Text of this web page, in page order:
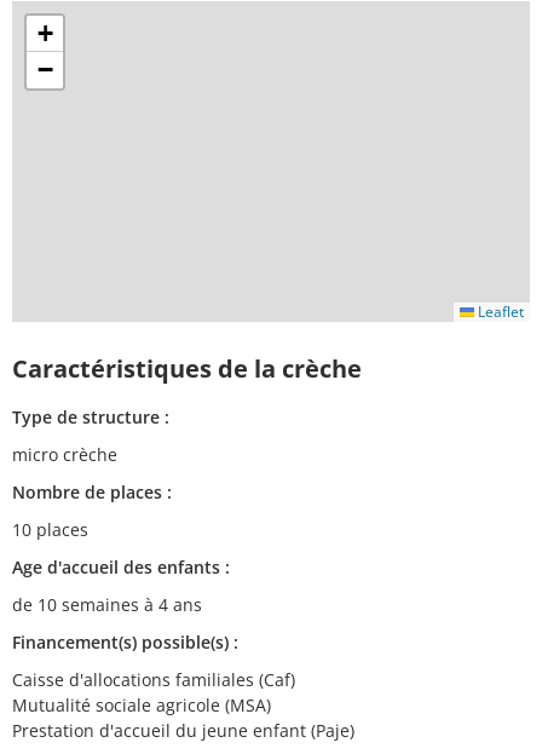
+
−
Leaflet
Caractéristiques de la crèche
Type de structure :
micro crèche
Nombre de places :
10 places
Age d'accueil des enfants :
de 10 semaines à 4 ans
Financement(s) possible(s) :
Caisse d'allocations familiales (Caf)
Mutualité sociale agricole (MSA)
Prestation d'accueil du jeune enfant (Paje)